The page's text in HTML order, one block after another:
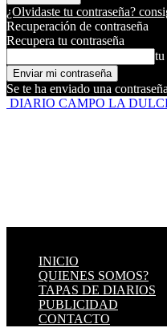
¿Olvidaste tu contraseña?
Recuperación de contraseña
Recupera tu contraseña
tu
Se te ha enviado una
DIARIO CAMPO LA
INICIO
QUIENES SOMOS?
TAPAS DE DIARIOS
PUBLICIDAD
CONTACTO